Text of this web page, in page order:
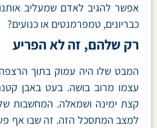
אפשר להגיב לאדם שמעליב
כבריונים, טמפרמנטים או כנועים?
רק שלהם, זה לא הפריע
המבט שלו היה עמוק בתוך
עצמו מרוב בושה. בעט באבן
קצת ימינה ושמאלה. המחשבות
למצב המתסכל הזה. זה שבו אף